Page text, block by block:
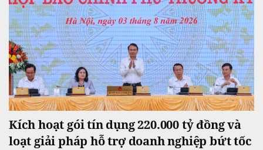
Kích hoạt gói tín dụng 220.000 tỷ đồng và
loạt giải pháp hỗ trợ doanh nghiệp bứt tốc